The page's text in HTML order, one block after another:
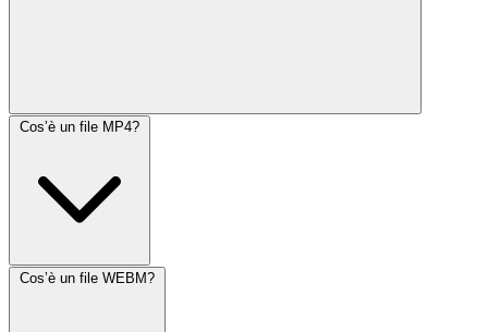
Cos’è un file MP4?
Cos’è un file WEBM?